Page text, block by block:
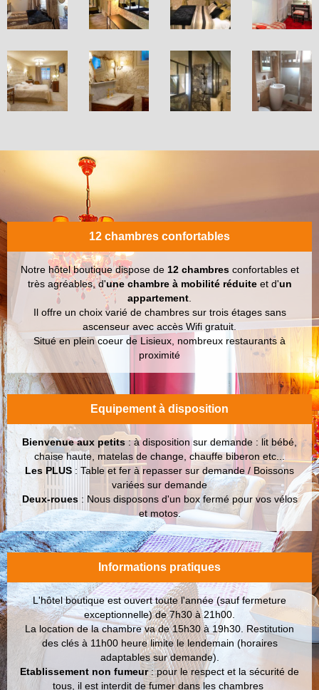
12 chambres confortables
Notre hôtel boutique dispose de 12 chambresconfortables et
très agréables, d'une chambre à mobilité réduiteet d'un
appartement
Il offre un choix varié de chambres sur trois étages sans
ascenseur avec accès Wifi gratuit.
Situé en plein coeur de Lisieux, nombreux restaurants à
proximité
Equipement à disposition
Bienvenue aux petits: à disposition sur demande : lit bébé,
chaise haute, matelas de change, chauffe biberon etc...
Les PLUS : Table et fer à repasser sur demande / Boissons
variées sur demande
Deux-roues: Nous disposons d'un box fermé pour vos vélos
et motos.
Informations pratiques
L'hôtel boutique est ouvert toute l'année (sauf fermeture
exceptionnelle) de 7h30 à 21h00.
La location de la chambre va de 15h30 à 19h30. Restitution
des clés à 11h00 heure limite le lendemain (horaires
adaptables sur demande).
Etablissement non fumeur: pour le respect et la sécurité de
tous, il est interdit de fumer dans les chambres